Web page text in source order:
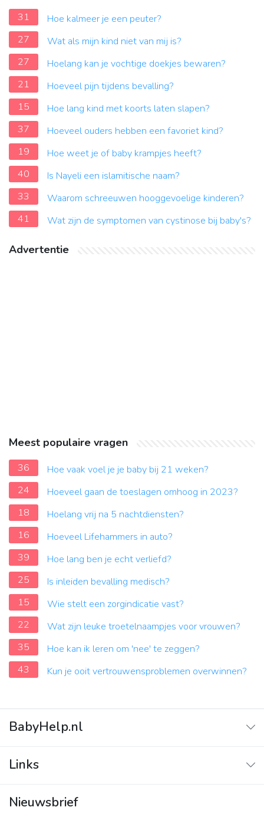
31
Hoe kalmeer je een peuter?
27
Wat als mijn kind niet van mij is?
27
Hoelang kan je vochtige doekjes bewaren?
21
Hoeveel pijn tijdens bevalling?
15
Hoe lang kind met koorts laten slapen?
37
Hoeveel ouders hebben een favoriet kind?
19
Hoe weet je of baby krampjes heeft?
40
Is Nayeli een islamitische naam?
33
Waarom schreeuwen hooggevoelige kinderen?
41
Wat zijn de symptomen van cystinose bij baby's?
Advertentie
Meest populaire vragen
36
Hoe vaak voel je je baby bij 21 weken?
24
Hoeveel gaan de toeslagen omhoog in 2023?
18
Hoelang vrij na 5 nachtdiensten?
16
Hoeveel Lifehammers in auto?
39
Hoe lang ben je echt verliefd?
25
Is inleiden bevalling medisch?
15
Wie stelt een zorgindicatie vast?
22
Wat zijn leuke troetelnaampjes voor vrouwen?
35
Hoe kan ik leren om 'nee' te zeggen?
43
Kun je ooit vertrouwensproblemen overwinnen?
BabyHelp.nl
Vraag & Antwoord
Links
Contact
Nieuwsbrief